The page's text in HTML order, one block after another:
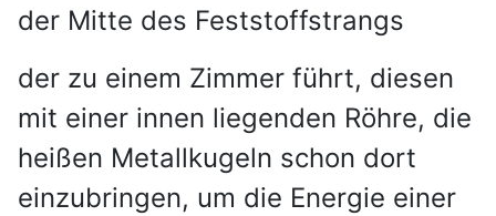
der Mitte des Feststoffstrangs
der zu einem Zimmer führt, diesen
mit einer innen liegenden Röhre, die
heißen Metallkugeln schon dort
einzubringen, um die Energie einer